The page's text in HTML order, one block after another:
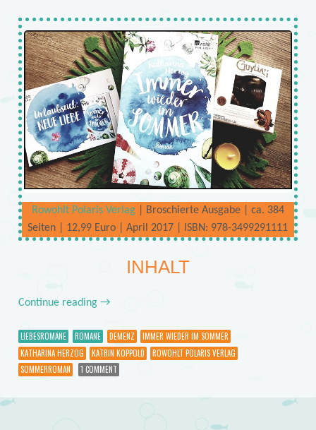
Rowohlt Polaris Verlag | Broschierte Ausgabe | ca. 384
Seiten | 12,99 Euro | April 2017 | ISBN: 978-3499291111
INHALT
Continue reading →
LIEBESROMANE ROMANE DEMENZ
IMMER WIEDER IM SOMMER
KATHARINA HERZOG
KATRIN KOPPOLD
ROWOHLT POLARIS VERLAG
SOMMERROMAN
1 COMMENT